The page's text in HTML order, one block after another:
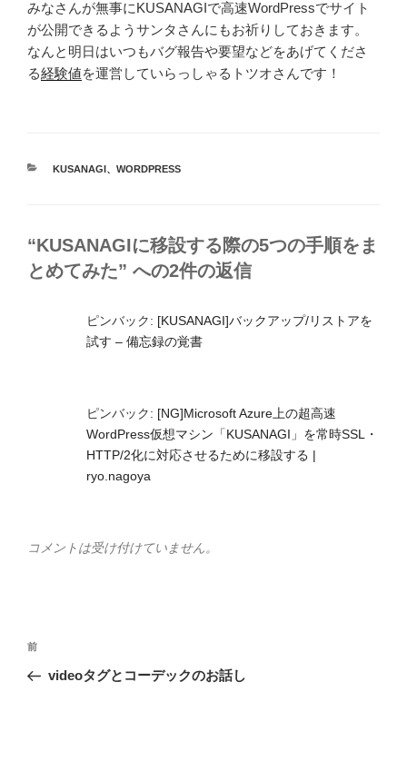
みなさんが無事にKUSANAGIで高速WordPressでサイト
が公開できるようサンタさんにもお祈りしておきます。
なんと明日はいつもバグ報告や要望などをあげてくださ
る経験値を運営していらっしゃるトツオさんです！
カ
KUSANAGI、 WORDPRESS
“KUSANAGIに移設する際の5つの手順をま
とめてみた” への2件の返信
ピンバック: [KUSANAGI]バックアップ/リストアを
試す – 備忘録の覚書
ピンバック: [NG]Microsoft Azure上の超高速
WordPress仮想マシン「KUSANAGI」を常時SSL・
HTTP/2化に対応させるために移設する |
ryo.nagoya
コメントは受け付けていません。
投
ナ
前
の
前
videoタグとコーデックのお話し